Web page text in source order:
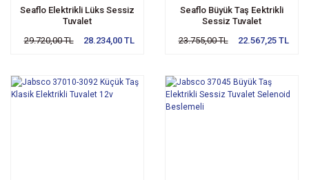
Seaflo Elektrikli Lüks Sessiz
Tuvalet
29.720,00 TL
28.234,00 TL
Seaflo Büyük Taş Eektrikli
Sessiz Tuvalet
23.755,00 TL
22.567,25 TL